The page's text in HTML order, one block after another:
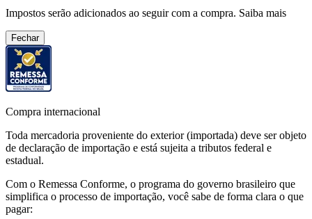
Impostos serão adicionados ao seguir com a compra. Saiba mais
Fechar
Compra internacional
Toda mercadoria proveniente do exterior (importada) deve ser objeto
de declaração de importação e está sujeita a tributos federal e
estadual.
Com o Remessa Conforme, o programa do governo brasileiro que
simplifica o processo de importação, você sabe de forma clara o que
pagar: